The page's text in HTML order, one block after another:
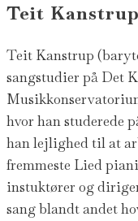
Teit Kanstrup
Teit Kanstrup
sangstudier på Det
hvor han studerede
han lejlighed til at
fremmeste Lied
instuktører og
sang blandt andet